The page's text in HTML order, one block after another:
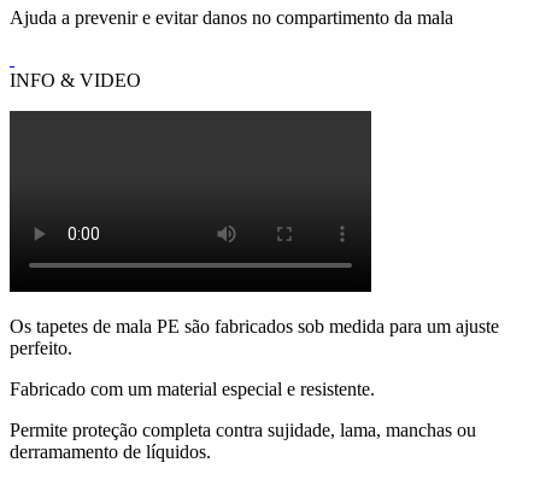
Ajuda a prevenir e evitar danos no compartimento da mala
INFO & VIDEO
Os tapetes de mala PE são fabricados sob medida para um ajuste
perfeito.
Fabricado com um material especial e resistente.
Permite proteção completa contra sujidade, lama, manchas ou
derramamento de líquidos.